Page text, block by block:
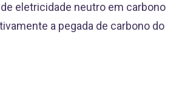
eletricidade neutro em carbono
a pegada de carbono do